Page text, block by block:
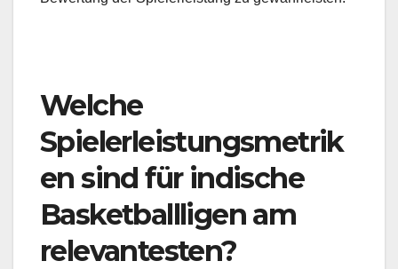
Welche
Spielerleistungsmetrik
en sind für indische
Basketballligen am
relevantesten?